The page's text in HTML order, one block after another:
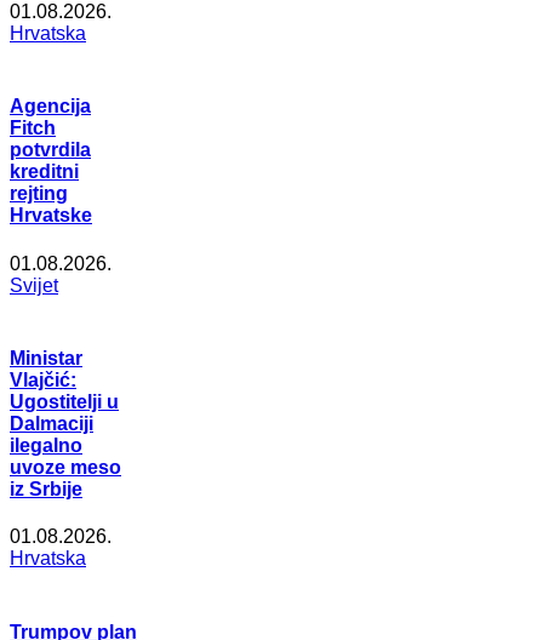
01.08.2026.
Hrvatska
Agencija
Fitch
potvrdila
kreditni
rejting
Hrvatske
01.08.2026.
Svijet
Ministar
Vlajčić:
Ugostitelji u
Dalmaciji
ilegalno
uvoze meso
iz Srbije
01.08.2026.
Hrvatska
Trumpov plan